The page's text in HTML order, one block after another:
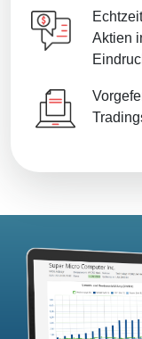
Aktien